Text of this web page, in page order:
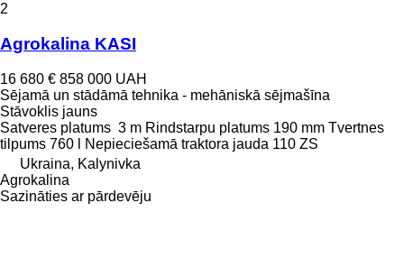
2
Agrokalina KASI
16 680 € 858 000 UAH
Sējamā un stādāmā tehnika - mehāniskā sējmašīna
Stāvoklis jauns
Satveres platums 3 m Rindstarpu platums 190 mm Tvertnes
tilpums 760 l Nepieciešamā traktora jauda 110 ZS
Ukraina, Kalynivka
Agrokalina
Sazināties ar pārdevēju